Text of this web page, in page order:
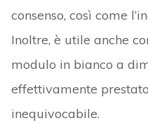
consenso, così come
Inoltre, è utile anche
modulo in bianco a
effettivamente
inequivocabile.